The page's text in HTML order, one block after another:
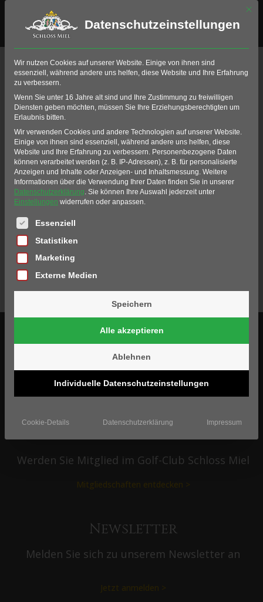
Events an
diesem Ort
DRIVING RANGE GOLF-
CLUB SCHLOSS MIEL
UPCOMING EVENTS
NO EVENTS
Folgen Sie uns
Mitglied werden
Werden Sie Mitglied im Golf-Club Schloss Miel
Mitgliedschaften entdecken >
Newsletter
Melden Sie sich zu unserem Newsletter an
Jetzt anmelden >
Mit
Datenschutzeinstellungen
Wir nutzen Cookies auf unserer Website. Einige von ihnen sind
essenziell, während andere uns helfen, diese Website und Ihre Erfahrung
zu verbessern.
Wenn Sie unter 16 Jahre alt sind und Ihre Zustimmung zu freiwilligen
Diensten geben möchten, müssen Sie Ihre Erziehungsberechtigten um
Erlaubnis bitten.
Wir verwenden Cookies und andere Technologien auf unserer Website.
Einige von ihnen sind essenziell, während andere uns helfen, diese
Website und Ihre Erfahrung zu verbessern. Personenbezogene Daten
können verarbeitet werden (z. B. IP-Adressen), z. B. für personalisierte
Anzeigen und Inhalte oder Anzeigen- und Inhaltsmessung. Weitere
Informationen über die Verwendung Ihrer Daten finden Sie in unserer
Datenschutzerklärung. Sie können Ihre Auswahl jederzeit unter
Einstellungen widerrufen oder anpassen.
Es folgt eine Liste der Service-Gruppen, für die eine
Essenziell
Statistiken
Marketing
Externe Medien
Speichern
Alle akzeptieren
Ablehnen
Individuelle Datenschutzeinstellungen
Cookie-Details Datenschutzerklärung Impressum